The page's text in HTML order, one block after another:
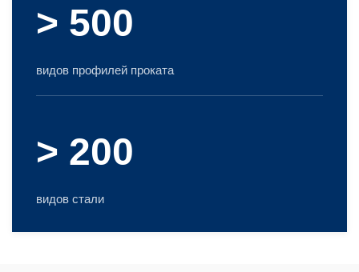
> 500
видов профилей проката
> 200
видов стали